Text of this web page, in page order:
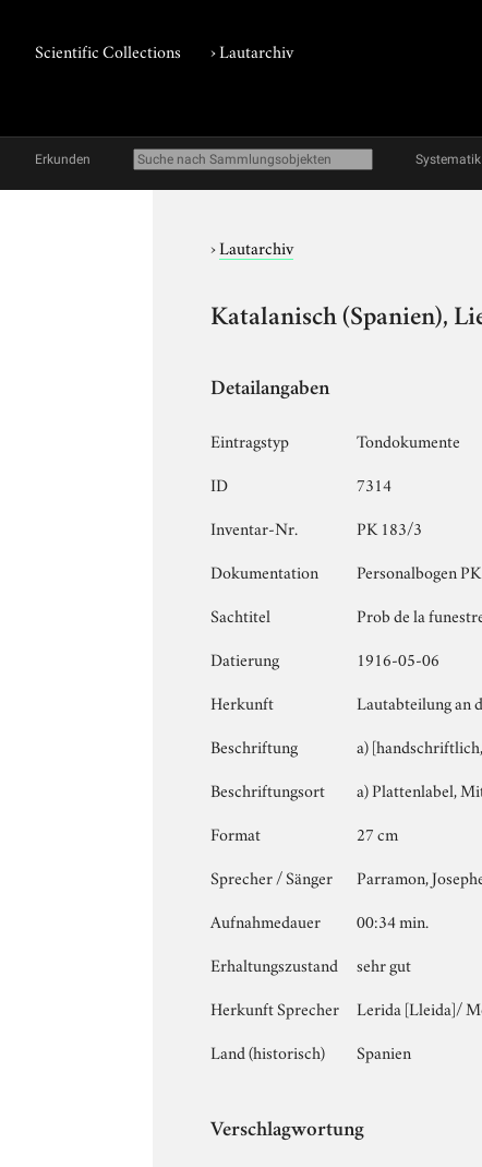
Scientific Collections ›Lautarchiv
Erkunden Systematik
›Lautarchiv
Katalanisch (Spanien),
Detailangaben
Eintragstyp
Tondokumente
ID
7314
Inventar-Nr.
PK 183/3
Dokumentation
Personalbogen
Sachtitel
Prob de la
Datierung
1916-05-06
Herkunft
Lautabteilung an
Beschriftung
a)
Beschriftungsort
a) Plattenlabel,
Format
27 cm
Sprecher / Sänger
Parramon,
Aufnahmedauer
00:34 min.
Erhaltungszustand
sehr gut
Herkunft Sprecher
Lerida [Lleida]/
Land (historisch)
Spanien
Verschlagwortung